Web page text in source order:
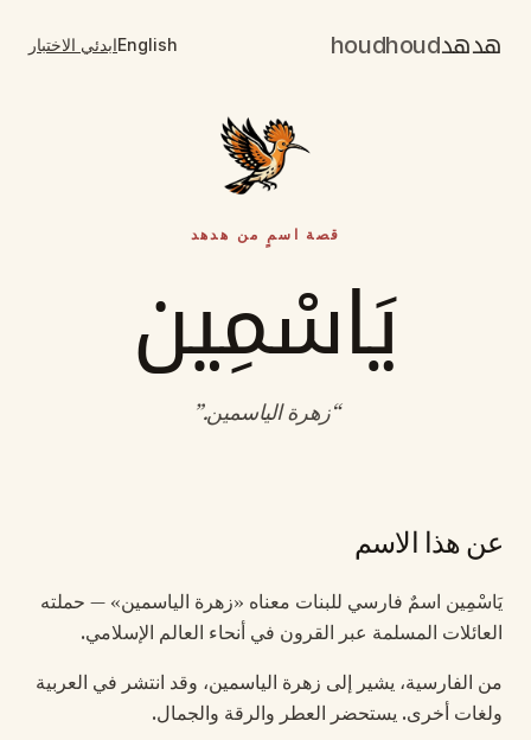
هدهدhoudhoud
Englishابدئي الاختبار
قصة اسمٍ من هدهد
يَاسْمِين
“زهرة الياسمين.”
عن هذا الاسم
يَاسْمِين اسمٌ فارسي للبنات معناه «زهرة الياسمين» — حملته
العائلات المسلمة عبر القرون في أنحاء العالم الإسلامي.
من الفارسية، يشير إلى زهرة الياسمين، وقد انتشر في العربية
ولغات أخرى. يستحضر العطر والرقة والجمال.